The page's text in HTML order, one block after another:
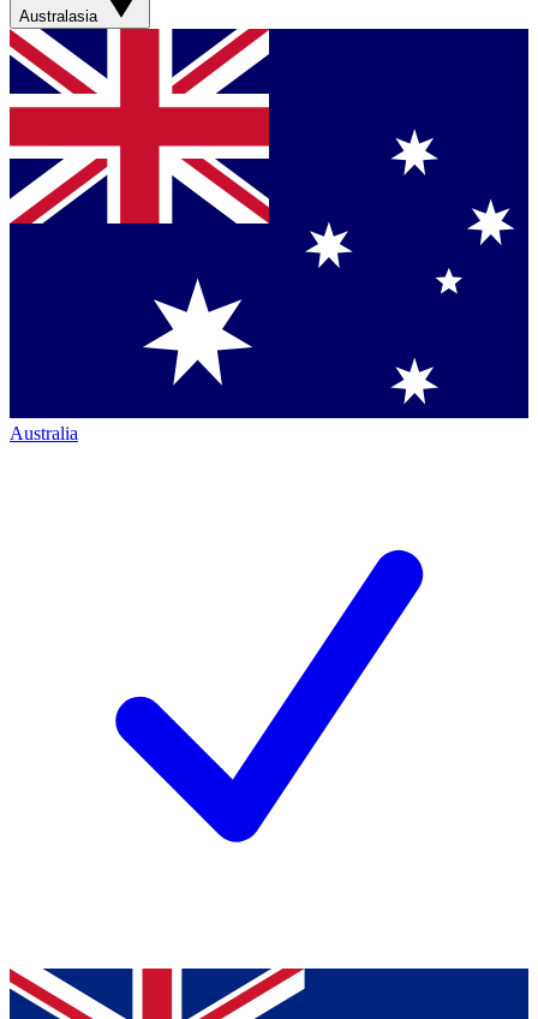
Australasia
Australia